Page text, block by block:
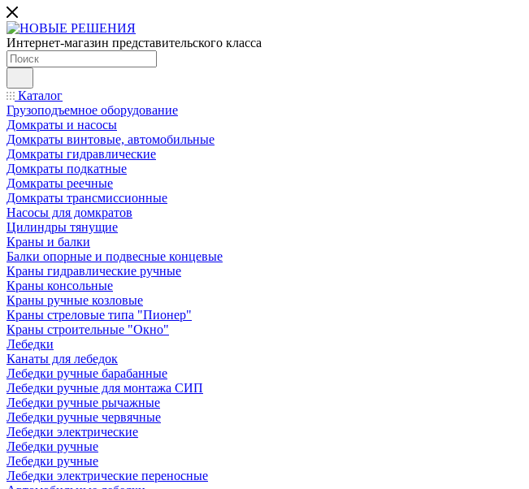
Интернет-магазин представительского класса
Каталог
Грузоподъемное оборудование
Домкраты и насосы
Домкраты винтовые, автомобильные
Домкраты гидравлические
Домкраты подкатные
Домкраты реечные
Домкраты трансмиссионные
Насосы для домкратов
Цилиндры тянущие
Краны и балки
Балки опорные и подвесные концевые
Краны гидравлические ручные
Краны консольные
Краны ручные козловые
Краны стреловые типа "Пионер"
Краны строительные "Окно"
Лебедки
Канаты для лебедок
Лебедки ручные барабанные
Лебедки ручные для монтажа СИП
Лебедки ручные рычажные
Лебедки ручные червячные
Лебедки электрические
Лебедки ручные
Лебедки ручные
Лебедки электрические переносные